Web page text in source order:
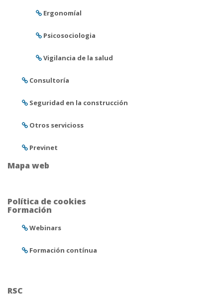
Ergonomíal
Psicosociologia
Vigilancia de la salud
Consultoría
Seguridad en la construcción
Otros servicioss
Previnet
Mapa web
Política de cookies
Formación
Webinars
Formación contínua
RSC